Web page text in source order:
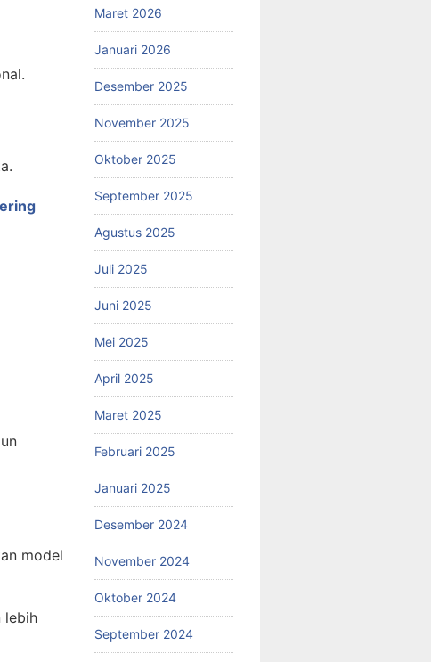
model
lebih
Maret 2026
Januari 2026
Desember 2025
November 2025
Oktober 2025
September 2025
Agustus 2025
Juli 2025
Juni 2025
Mei 2025
April 2025
Maret 2025
Februari 2025
Januari 2025
Desember 2024
November 2024
Oktober 2024
September 2024